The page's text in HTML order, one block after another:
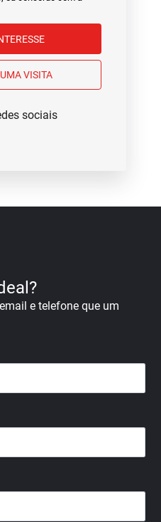
INTERESSE
AGENDAR UMA VISITA
sociais
e telefone que um